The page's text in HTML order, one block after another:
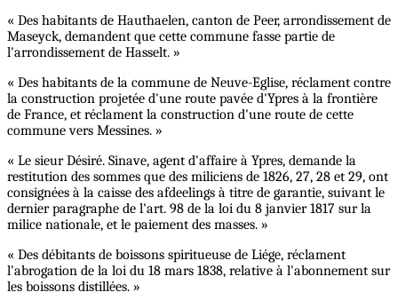
« Des habitants de Hauthaelen, canton de Peer, arrondissement de
Maseyck, demandent que cette commune fasse partie de
l'arrondissement de Hasselt. »
« Des habitants de la commune de Neuve-Eglise, réclament contre
la construction projetée d'une route pavée d'Ypres à la frontière
de France, et réclament la construction d'une route de cette
commune vers Messines. »
« Le sieur Désiré. Sinave, agent d'affaire à Ypres, demande la
restitution des sommes que des miliciens de 1826, 27, 28 et 29, ont
consignées à la caisse des afdeelings à titre de garantie, suivant le
dernier paragraphe de l'art. 98 de la loi du 8 janvier 1817 sur la
milice nationale, et le paiement des masses. »
« Des débitants de boissons spiritueuse de Liége, réclament
l'abrogation de la loi du 18 mars 1838, relative à l'abonnement sur
les boissons distillées. »